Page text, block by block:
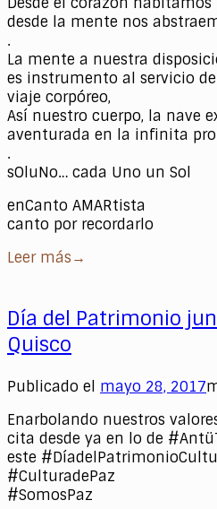
desde la mente nos
.
La mente a nuestra
es instrumento al servicio
viaje corpóreo,
Así nuestro cuerpo, la nave
aventurada en la infinita
.
sOluNo… cada Uno un Sol
enCanto AMARtista
canto por recordarlo
Leer más→
Día del Patrimonio
Quisco
Publicado el mayo 28, 2017
Enarbolando nuestros
cita desde ya en lo de
este
#CulturadePaz
#SomosPaz